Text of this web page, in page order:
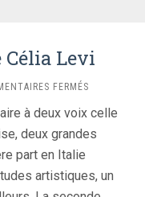
Célia Levi
FERMÉSSUR
INSOUMISES
DE
à deux voix celle
deux grandes
part en Italie
artistiques, un